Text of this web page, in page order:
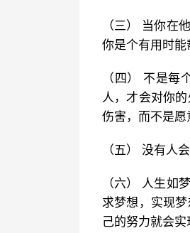
（三） 当你在
你是个有用时能
（四） 不是每
人，才会对你
伤害，而不是愿
（五） 没有人
（六） 人生如
求梦想，实现
己的努力就会实